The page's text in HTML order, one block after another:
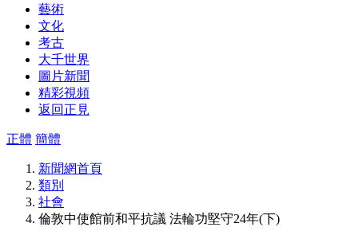
藝術
文化
考古
大千世界
圖片新聞
精彩視頻
返回正見
正體 簡體
新聞網首頁
類別
社會
倫敦中使館前和平抗議 法輪功堅守24年(下)